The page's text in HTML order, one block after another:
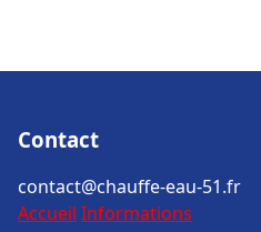
Contact
contact@chauffe-eau-51.fr
Accueil Informations